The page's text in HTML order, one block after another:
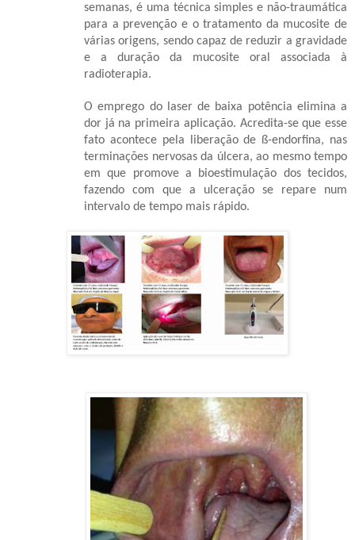
semanas, é uma técnica simples e não-traumática
para a prevenção e o tratamento da mucosite de
várias origens, sendo capaz de reduzir a gravidade
e a duração da mucosite oral associada à
radioterapia.
O emprego do laser de baixa potência elimina a
dor já na primeira aplicação. Acredita-se que esse
fato acontece pela liberação de ß-endorfina, nas
terminações nervosas da úlcera, ao mesmo tempo
em que promove a bioestimulação dos tecidos,
fazendo com que a ulceração se repare num
intervalo de tempo mais rápido.